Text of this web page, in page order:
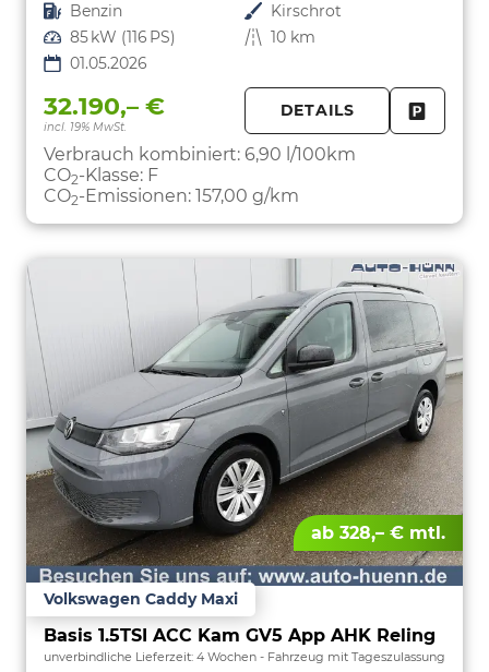
Kraftstoff Benzin Außenfarbe Kirschrot
Leistung 85 kW (116 PS) Kilometerstand 10 km
01.05.2026
32.190,– €
incl. 19% MwSt.
DETAILS
Verbrauch kombiniert: 6,90 l/100km
CO2-Klasse: F
CO2-Emissionen: 157,00 g/km
ab 328,– € mtl.
Volkswagen Caddy Maxi
Basis 1.5TSI ACC Kam GV5 App AHK Reling
unverbindliche Lieferzeit: 4 Wochen Fahrzeug mit Tageszulassung